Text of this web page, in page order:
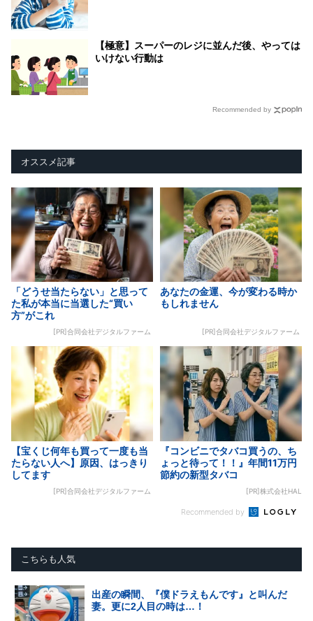
【極意】スーパーのレジに並んだ後、やっては
いけない行動は
Recommended by
オススメ記事
「どうせ当たらない」と思って
た私が本当に当選した“買い
方”がこれ
[PR]合同会社デジタルファーム
あなたの金運、今が変わる時か
もしれません
[PR]合同会社デジタルファーム
【宝くじ何年も買って一度も当
たらない人へ】原因、はっきり
してます
[PR]合同会社デジタルファーム
『コンビニでタバコ買うの、ち
ょっと待って！！』年間11万円
節約の新型タバコ
[PR]株式会社HAL
Recommended by
こちらも人気
出産の瞬間、『僕ドラえもんです』と叫んだ
妻。更に2人目の時は…！